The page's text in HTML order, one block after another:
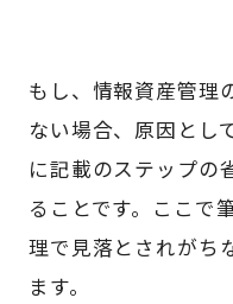
もし、情報資産管理
ない場合、原因とし
に記載のステップの
ることです。ここで
理で見落とされがち
ます。